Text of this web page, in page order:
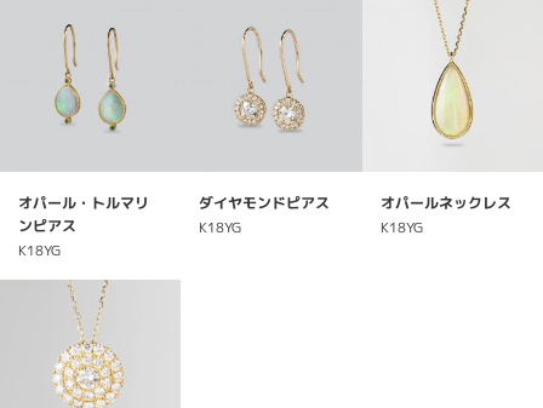
オパール・トルマリ
ンピアス
K18YG
ダイヤモンドピアス
K18YG
オパールネックレス
K18YG